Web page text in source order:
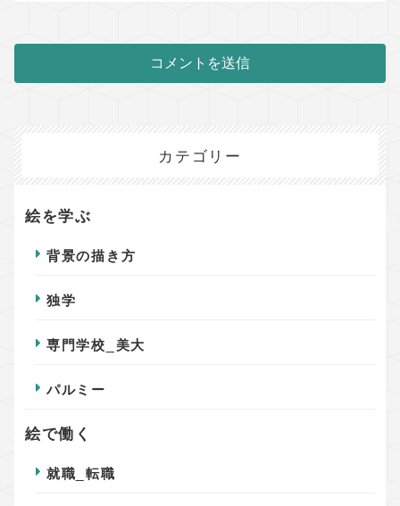
カテゴリー
絵を学ぶ
背景の描き方
独学
専門学校_美大
パルミー
絵で働く
就職_転職